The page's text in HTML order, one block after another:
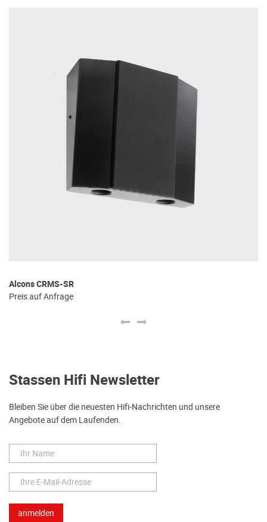
Alcons CRMS-SR
Preis auf Anfrage
Stassen Hifi Newsletter
Bleiben Sie über die neuesten Hifi-Nachrichten und unsere
Angebote auf dem Laufenden.